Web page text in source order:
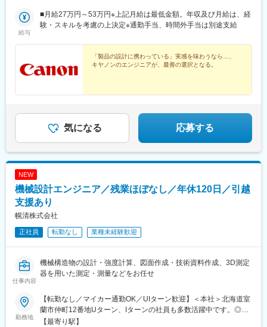
給与
■月給27万円～53万円※上記月給は最低金額。年収及び月給は、経
験・スキルを考慮の上決定※通勤手当、時間外手当は別途支給
「製品の設計に携わっている」実感を味わうなら…、
キヤノンのエンジニアが、最善の選択となる。
気になる 応募する
NEW
機械設計エンジニア／残業ほぼなし／年休120日／引越
支援あり
幌清株式会社
正社員 転勤なし 業種未経験歓迎
仕事内容
機械構造物の設計・強度計算、図面作成・技術資料作成、3D測定
器を用いた測定・測量などをお任せ
勤務地
【転勤なし／マイカー通勤OK／UIターン歓迎】＜本社＞北海道室
蘭市仲町12番地Uターン、Iターンの社員も多数活躍中です。◎移
住転職大歓迎◎★受動喫煙対策あり
【最寄り駅】